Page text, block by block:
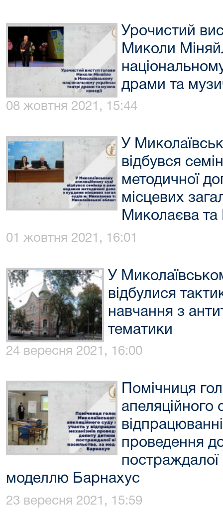
Урочистий
Миколи
драми та
08 жовтня 2021, 15:44
У
відбувся
методичної
місцевих
Миколаєва та
01 жовтня 2021, 16:01
У
відбулися
навчання з
тематики
24 вересня 2021, 16:00
Помічниця
апеляційного
проведення
постраждалої
моделлю Барнахус
23 вересня 2021, 15:59